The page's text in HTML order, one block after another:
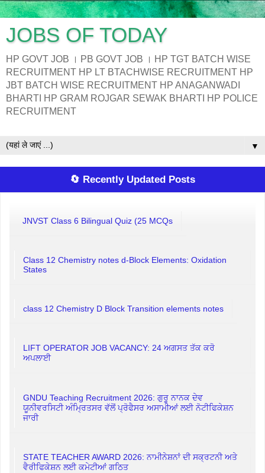
JOBS OF TODAY
HP GOVT JOB । PB GOVT JOB । HP TGT BATCH WISE
RECRUITMENT HP LT BTACHWISE RECRUITMENT HP
JBT BATCH WISE RECRUITMENT HP ANAGANWADI
BHARTI HP GRAM ROJGAR SEWAK BHARTI HP POLICE
RECRUITMENT
▼
🔄 Recently Updated Posts
JNVST Class 6 Bilingual Quiz (25 MCQs
Class 12 Chemistry notes d-Block Elements: Oxidation
States
class 12 Chemistry D Block Transition elements notes
LIFT OPERATOR JOB VACANCY: 24 ਅਗਸਤ ਤੱਕ ਕਰੋ
ਅਪਲਾਈ
GNDU Teaching Recruitment 2026: ਗੁਰੂ ਨਾਨਕ ਦੇਵ
ਯੂਨੀਵਰਸਿਟੀ ਅੰਮ੍ਰਿਤਸਰ ਵੱਲੋਂ ਪ੍ਰੋਫੈਸਰ ਅਸਾਮੀਆਂ ਲਈ ਨੋਟੀਫਿਕੇਸ਼ਨ
ਜਾਰੀ
STATE TEACHER AWARD 2026: ਨਾਮੀਨੇਸ਼ਨਾਂ ਦੀ ਸਕ੍ਰਟਨੀ ਅਤੇ
ਵੈਰੀਫਿਕੇਸ਼ਨ ਲਈ ਕਮੇਟੀਆਂ ਗਠਿਤ